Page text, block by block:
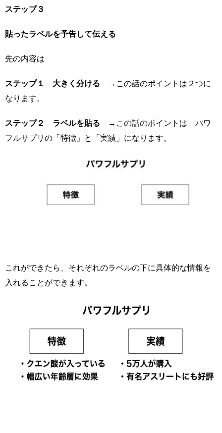
ステップ３
貼ったラベルを予告して伝える
先の内容は
ステップ１ 大きく分ける →この話のポイントは２つに
なります。
ステップ２ ラベルを貼る →この話のポイントは パワ
フルサプリの「特徴」と「実績」になります。
これができたら、それぞれのラベルの下に具体的な情報を
入れることができます。